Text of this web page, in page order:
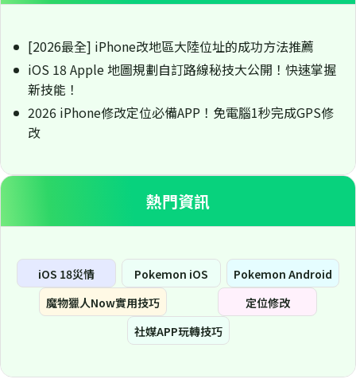
[2026最全] iPhone改地區大陸位址的成功方法推薦
iOS 18 Apple 地圖規劃自訂路線秘技大公開！快速掌握
新技能！
2026 iPhone修改定位必備APP！免電腦1秒完成GPS修
改
熱門資訊
iOS 18災情 Pokemon iOS
Pokemon Android
魔物獵人Now實用技巧
定位修改
社媒APP玩轉技巧